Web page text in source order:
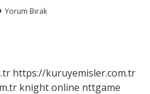
Yorum Bırak
https://kuruyemisler.com.tr
knight online nttgame